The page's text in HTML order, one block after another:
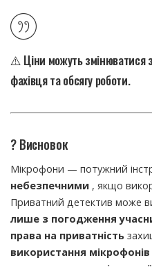
⚠️ Ціни можуть змінюватися
фахівця та обсягу роботи.
? Висновок
Мікрофони — потужний
небезпечними , якщо
Приватний детектив може
лише з погодження
права на приватність
використання